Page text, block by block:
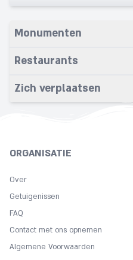
Banquet
Bathrobe
Bathroom
Bidet
Coffee
Monumenten
Restaurants
Zich verplaatsen
ORGANISATIE
Over
Getuigenissen
FAQ
Contact met ons opnemen
Algemene Voorwaarden